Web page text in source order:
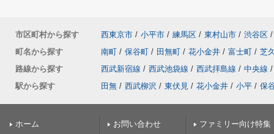
市区町村から探す 西東京市 / 小平市 / 練馬区 / 東村山市 / 渋谷区 /
町名から探す
南町 / 保谷町 / 田無町 / 花小金井 / 富士町 / 芝
路線から探す
西武新宿線 / 西武池袋線 / 西武拝島線 / 中央線 /
駅から探す
田無 / 西武柳沢 / 東伏見 / 花小金井 / 小平 / 保
ホーム
お問い合わせ
ファミリー向け特集